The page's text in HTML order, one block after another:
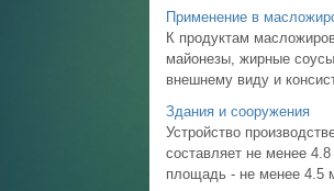
Применение в
К продуктам
майонезы, жирные
внешнему виду и
Здания и сооружения
Устройство
составляет не менее
площадь - не менее 4.5